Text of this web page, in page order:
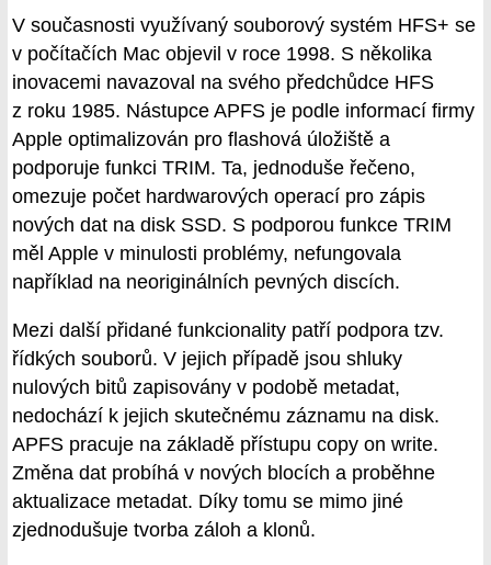
V současnosti využívaný souborový systém HFS+ se
v počítačích Mac objevil v roce 1998. S několika
inovacemi navazoval na svého předchůdce HFS
z roku 1985. Nástupce APFS je podle informací firmy
Apple optimalizován pro flashová úložiště a
podporuje funkci TRIM. Ta, jednoduše řečeno,
omezuje počet hardwarových operací pro zápis
nových dat na disk SSD. S podporou funkce TRIM
měl Apple v minulosti problémy, nefungovala
například na neoriginálních pevných discích.
Mezi další přidané funkcionality patří podpora tzv.
řídkých souborů. V jejich případě jsou shluky
nulových bitů zapisovány v podobě metadat,
nedochází k jejich skutečnému záznamu na disk.
APFS pracuje na základě přístupu copy on write.
Změna dat probíhá v nových blocích a proběhne
aktualizace metadat. Díky tomu se mimo jiné
zjednodušuje tvorba záloh a klonů.